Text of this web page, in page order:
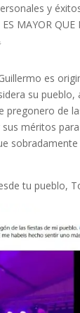
y
MAYOR QUE
es
su pueblo,
pregonero de
méritos
tu pueblo,